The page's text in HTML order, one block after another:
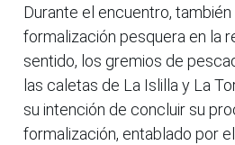
Durante el encuentro,
formalización pesquera en la
sentido, los gremios de
las caletas de La Islilla y La
su intención de concluir su
formalización, entablado por